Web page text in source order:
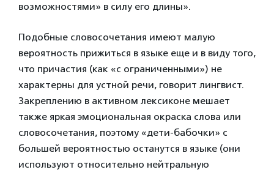
возможностями» в силу его длины».
Подобные словосочетания имеют малую
вероятность прижиться в языке еще и в виду того,
что причастия (как «с ограниченными») не
характерны для устной речи, говорит лингвист.
Закреплению в активном лексиконе мешает
также яркая эмоциональная окраска слова или
словосочетания, поэтому «дети-бабочки» с
большей вероятностью останутся в языке (они
используют относительно нейтральную